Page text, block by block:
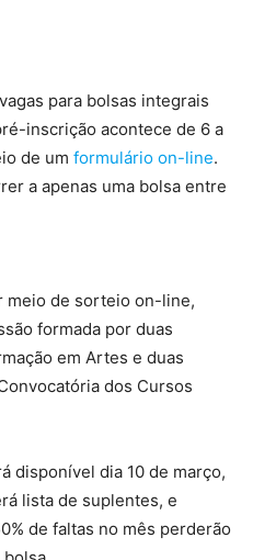
para bolsas integrais
inscrição acontece de 6 a
de um formulário on-line.
a apenas uma bolsa entre
meio de sorteio on-line,
formada por duas
em Artes e duas
dos Cursos
disponível dia 10 de março,
lista de suplentes, e
de faltas no mês perderão